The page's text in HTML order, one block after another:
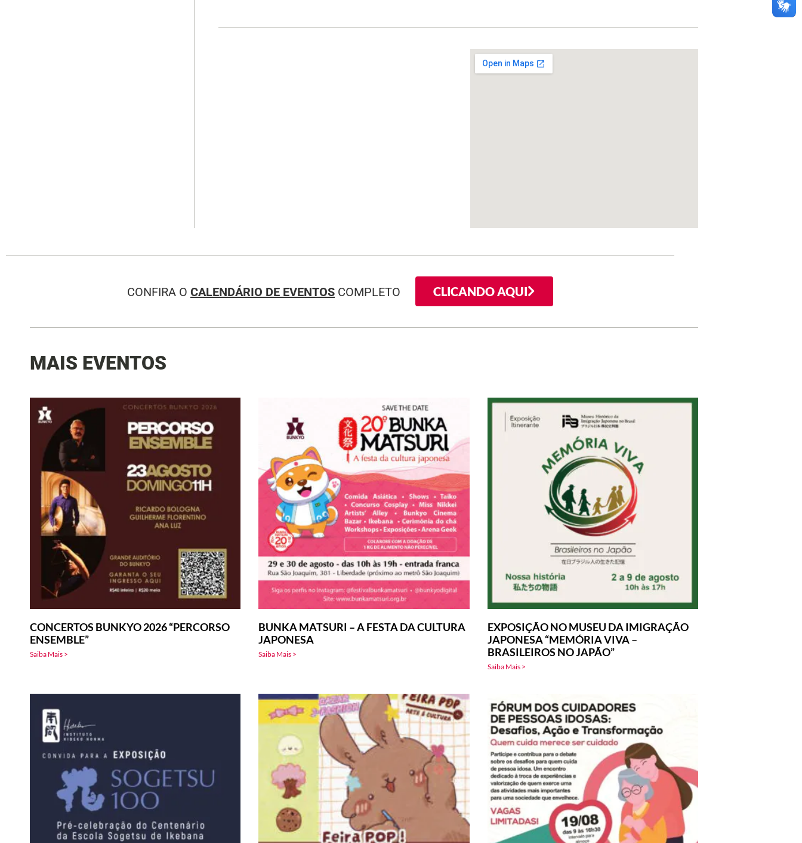
CONFIRA O CALENDÁRIO DE EVENTOS COMPLETO CLICANDO AQUI
MAIS EVENTOS
CONCERTOS BUNKYO 2026 “PERCORSO
ENSEMBLE”
Saiba Mais >
BUNKA MATSURI – A FESTA DA CULTURA
JAPONESA
Saiba Mais >
EXPOSIÇÃO NO MUSEU DA IMIGRAÇÃO
JAPONESA “MEMÓRIA VIVA –
BRASILEIROS NO JAPÃO”
Saiba Mais >